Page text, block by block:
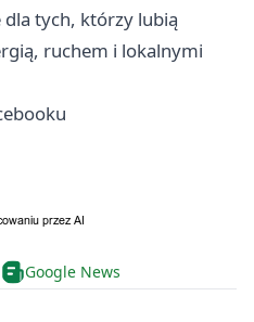
dla tych, którzy lubią
ruchem i lokalnymi
Google News